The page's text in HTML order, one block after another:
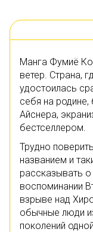
Манга Фумиё
ветер. Страна,
удостоилась
себя на
Айснера,
бестселлером.
Трудно
названием и
рассказывать
воспоминании
взрыве над
обычные люди
поколений